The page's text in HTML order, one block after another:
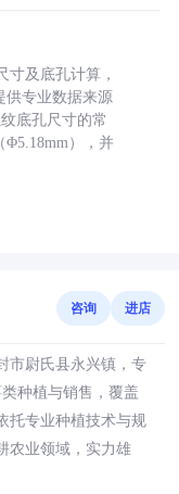
寸及底孔计算，
供专业数据来源
底孔尺寸的常
Φ5.18mm），并
咨询 进店
市尉氏县永兴镇，专
种植与销售，覆盖
托专业种植技术与规
农业领域，实力雄